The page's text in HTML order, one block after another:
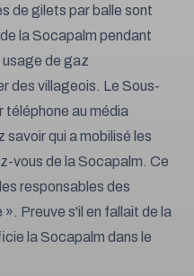
de gilets par balle sont
la Socapalm pendant
usage de gaz
des villageois. Le Sous-
téléphone au média
savoir qui a mobilisé les
vous de la Socapalm. Ce
responsables des
». Preuve s'il en fallait de la
la Socapalm dans le